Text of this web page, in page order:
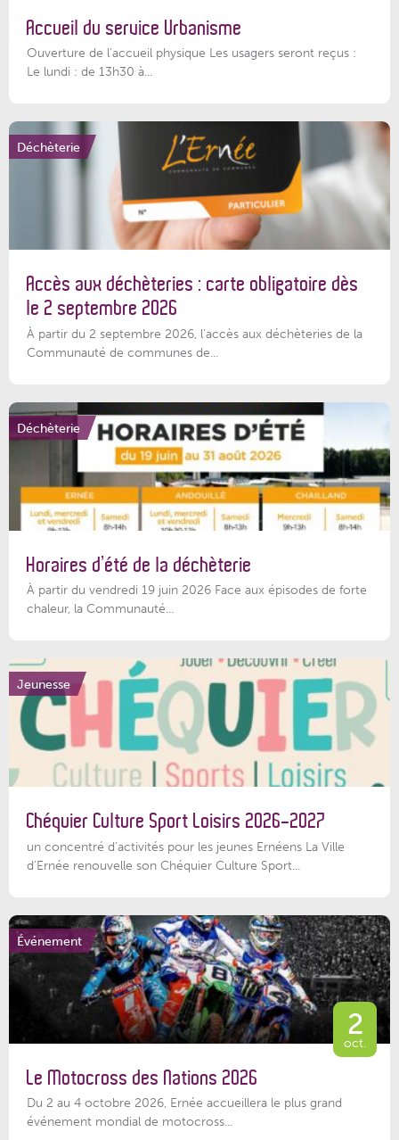
Accueil du service Urbanisme
Ouverture de l'accueil physique Les usagers seront reçus :
Le lundi : de 13h30 à...
Déchèterie
Accès aux déchèteries : carte obligatoire dès
le 2 septembre 2026
À partir du 2 septembre 2026, l’accès aux déchèteries de la
Communauté de communes de...
Déchèterie
Horaires d’été de la déchèterie
À partir du vendredi 19 juin 2026 Face aux épisodes de forte
chaleur, la Communauté...
Jeunesse
Chéquier Culture Sport Loisirs 2026-2027
un concentré d’activités pour les jeunes Ernéens La Ville
d’Ernée renouvelle son Chéquier Culture Sport...
Événement
2
oct.
Le Motocross des Nations 2026
Du 2 au 4 octobre 2026, Ernée accueillera le plus grand
événement mondial de motocross...